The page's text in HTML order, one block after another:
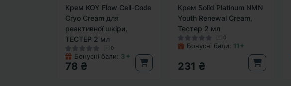
Крем KOY Flow Cell-Code
Cryo Cream для
реактивної шкіри,
ТЕСТЕР 2 мл
0
Бонусні бали: 3✦
78 ₴
Крем Solid Platinum NMN
Youth Renewal Cream,
Тестер 2 мл
0
Бонусні бали: 11✦
231 ₴